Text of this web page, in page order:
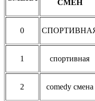
СМЕН
0
1 спортивная
2 comedy смена